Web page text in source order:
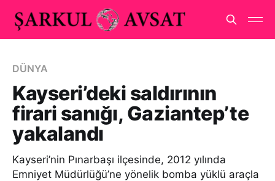
DÜNYA
Kayseri’deki saldırının
firari sanığı, Gaziantep’te
yakalandı
Kayseri’nin Pınarbaşı ilçesinde, 2012 yılında
Emniyet Müdürlüğü’ne yönelik bomba yüklü araçla